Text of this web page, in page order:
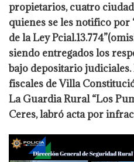
propietarios, cuatro
quienes se les notifico
de la Ley
siendo entregados los
bajo depositario
fiscales de Villa
La Guardia Rural “Los
Ceres, labró acta por